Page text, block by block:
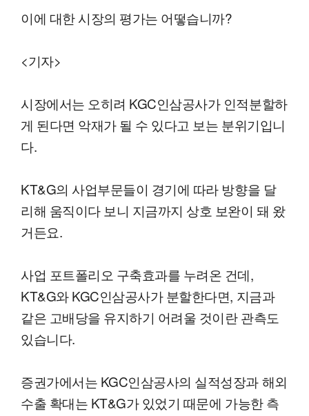
이에 대한 시장의 평가는 어떻습니까?
<기자>
시장에서는 오히려 KGC인삼공사가 인적분할하
게 된다면 악재가 될 수 있다고 보는 분위기입니
다.
KT&G의 사업부문들이 경기에 따라 방향을 달
리해 움직이다 보니 지금까지 상호 보완이 돼 왔
거든요.
사업 포트폴리오 구축효과를 누려온 건데,
KT&G와 KGC인삼공사가 분할한다면, 지금과
같은 고배당을 유지하기 어려울 것이란 관측도
있습니다.
증권가에서는 KGC인삼공사의 실적성장과 해외
수출 확대는 KT&G가 있었기 때문에 가능한 측